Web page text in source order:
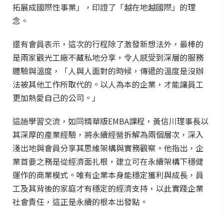
拓展成國際性事業」，印證了「越在地越國際」的理
念。
還有會員表示，這次的行程除了激發新想法外，最棒的
是兩家觀光工廠不藏私地分享，令人感受到深層的服務
體驗與溫度，「人與人面對的時候，傳遞的溫度是沒辦
法被其他工作所取代的。以人為本的企業，才能讓員工
更加熱愛自己的公司。」
這趟學習交流，如同精華版EMBA課程，黃信川理事長以
其深厚的產業經驗，將永續經營拆解為兩個層次，深入
淺出地與會員分享其思維架構與實務觀察。他指出，企
業首要之務是從經濟面扎根，建立可在永續架構下穩健
運作的商業模式。唯有企業本身能穩定獲利與成長，員
工及其背後的家庭才有穩定的經濟支持，以此實踐企業
社會責任，這正是永續的根本出發點。